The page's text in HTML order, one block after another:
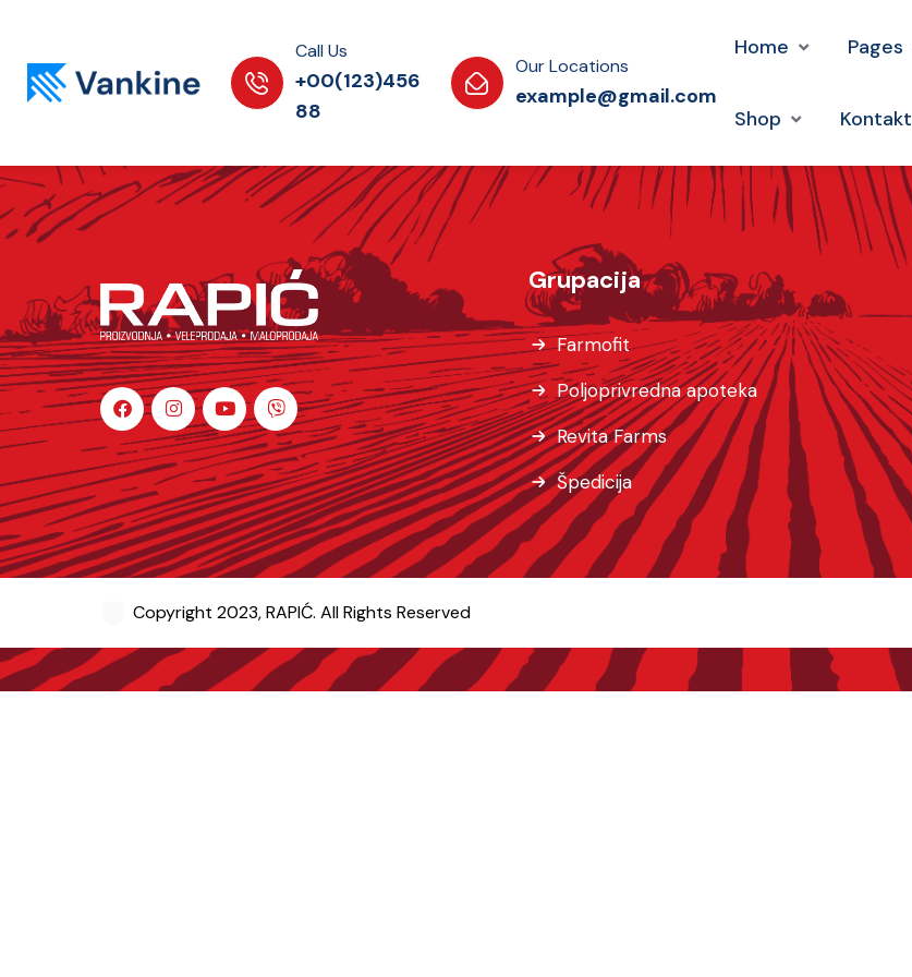
Call Us
+00(123)456
88
Our Locations
example@gmail.com
Home Pages
Shop Kontakt
Grupacija
Farmofit
Poljoprivredna apoteka
Revita Farms
Špedicija
Copyright 2023, RAPIĆ. All Rights Reserved